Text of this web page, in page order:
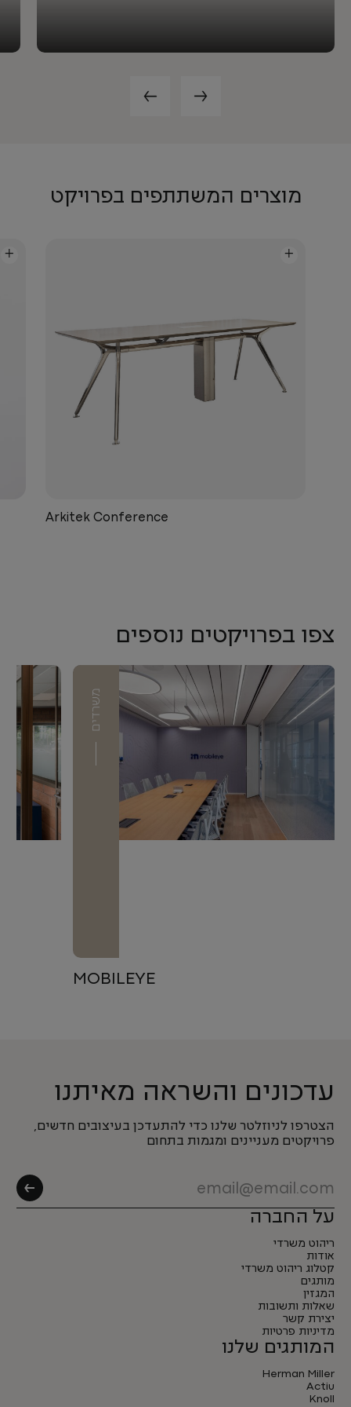
מוצרים המשתתפים בפרויקט
+
Arkitek Conference
+
צפו בפרויקטים נוספים
משרדים
MOBILEYE
עדכונים והשראה מאיתנו
הצטרפו לניוזלטר שלנו כדי להתעדכן בעיצובים חדשים,
פרויקטים מעניינים ומגמות בתחום
על החברה
ריהוט משרדי
אודות
קטלוג ריהוט משרדי
מותגים
המגזין
שאלות ותשובות
יצירת קשר
מדיניות פרטיות
המותגים שלנו
Herman Miller
Actiu
Knoll